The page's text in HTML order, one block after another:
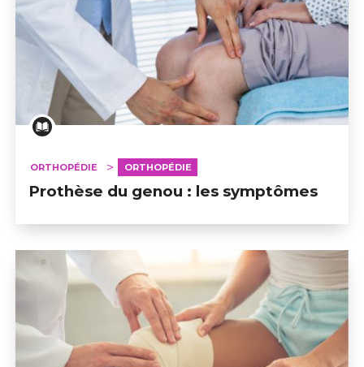
ORTHOPÉDIE ORTHOPÉDIE
Prothèse du genou : les symptômes